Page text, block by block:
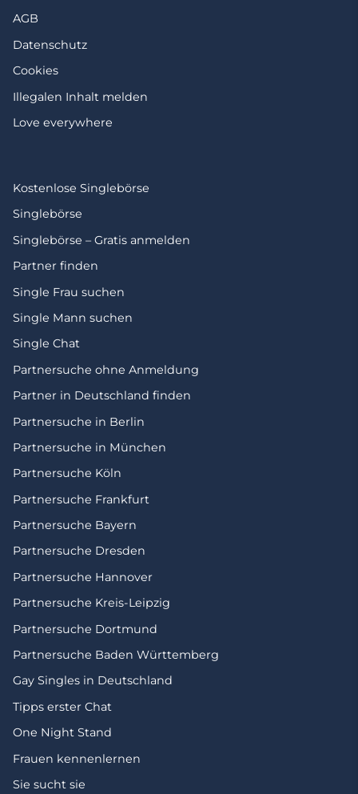
AGB
Datenschutz
Cookies
Illegalen Inhalt melden
Love everywhere
Kostenlose Singlebörse
Singlebörse
Singlebörse – Gratis anmelden
Partner finden
Single Frau suchen
Single Mann suchen
Single Chat
Partnersuche ohne Anmeldung
Partner in Deutschland finden
Partnersuche in Berlin
Partnersuche in München
Partnersuche Köln
Partnersuche Frankfurt
Partnersuche Bayern
Partnersuche Dresden
Partnersuche Hannover
Partnersuche Kreis-Leipzig
Partnersuche Dortmund
Partnersuche Baden Württemberg
Gay Singles in Deutschland
Tipps erster Chat
One Night Stand
Frauen kennenlernen
Sie sucht sie